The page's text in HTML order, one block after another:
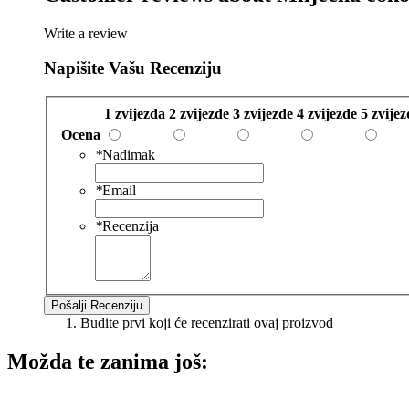
Write a review
Napišite Vašu Recenziju
1 zvijezda 2 zvijezde 3 zvijezde 4 zvijezde 5
Ocena
*Nadimak
*Email
*Recenzija
Pošalji Recenziju
Budite prvi koji će recenzirati ovaj proizvod
Možda te zanima još: